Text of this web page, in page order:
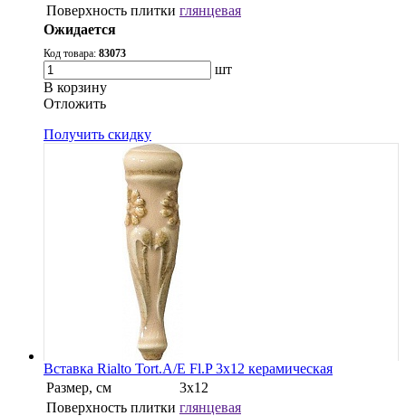
Поверхность плитки глянцевая
Ожидается
Код товара: 83073
шт
В корзину
Oтложить
Получить скидку
Вставка Rialto Tort.A/E Fl.P 3x12 керамическая
Размер, см
3x12
Поверхность плитки глянцевая